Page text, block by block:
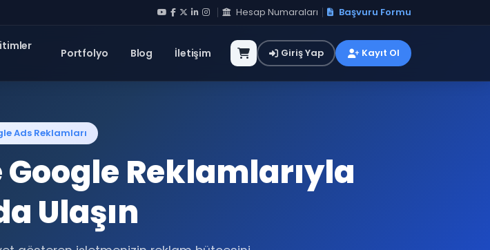
Hesap Numaraları Başvuru Formu
Portfolyo Blog İletişim Giriş Yap Kayıt Ol
Ads Reklamları
Reklamlarıyla
Ulaşın